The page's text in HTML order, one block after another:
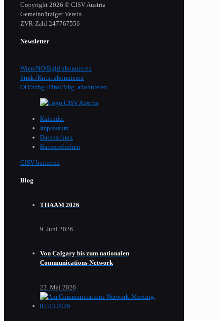
Copyright 2026 © CISV Austria
Gemeinnütziger Verein
​ZVR-Zahl 247767556
Newsletter
Wien/NÖ/Bgld abonnieren
Stmk./Kntn. abonnieren
OÖ/Szbg./Tirol/Vbg. abonnieren
Kalender
Impressum
Datenschutz
Barrierefreiheit
CISV beitreten
Blog
THAAM 2026
9. Juni 2026
Von Calgary bis zum nationalen
Communications-Network
22. Mai 2026